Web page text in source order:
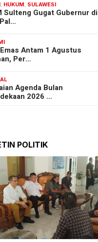
HUKUM SULAWESI
Sulteng Gugat Gubernur di
Antam 1 Agustus
Per…
Agenda Bulan
2026 …
POLITIK